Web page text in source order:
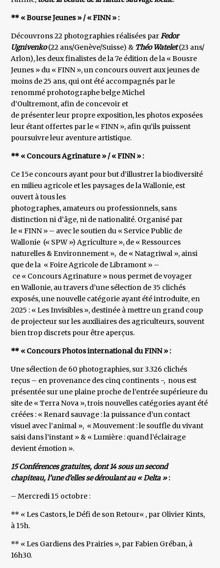
** « Bourse Jeunes » / « FINN » :
Découvrons 22 photographies réalisées parFedor
Ugnivenko(22 ans/Genève/Suisse) & Théo Watelet(23 ans/
Arlon), les deux finalistes de la 7e édition de la « Bousre
Jeunes » du « FINN », un concours ouvert aux jeunes de
moins de 25 ans, qui ont été accompagnés par le
renommé prohotographe belge Michel
d’Oultremont, afin de concevoir et
de présenter leur propre exposition, les photos exposées
leur étant offertes par le « FINN », afin qu’ils puissent
poursuivre leur aventure artistique.
** « Concours Agrinature » / « FINN » :
Ce 15e concours ayant pour but d’illustrer la biodiversité
en milieu agricole et les paysages de la Wallonie, est
ouvert à tous les
photographes, amateurs ou professionnels, sans
distinction ni d’âge, ni de nationalité. Organisé par
le « FINN » – avec le soutien du « Service Public de
Wallonie (« SPW ») Agriculture », de « Ressources
naturelles & Environnement », de « Natagriwal », ainsi
que de la « Foire Agricole de Libramont » –
ce « Concours Agrinature » nous permet de voyager
en Wallonie, au travers d’une sélection de 35 clichés
exposés, une nouvelle catégorie ayant été introduite, en
2025 : « Les Invisibles », destinée à mettre un grand coup
de projecteur sur les auxiliaires des agriculteurs, souvent
bien trop discrets pour être aperçus.
** « Concours Photos international du FINN » :
Une sélection de 60 photographies, sur 3.326 clichés
reçus – en provenance des cinq continents -, nous est
présentée sur une plaine proche de l’entrée supérieure du
site de « Terra Nova », trois nouvelles catégories ayant été
créées : « Renard sauvage : la puissance d’un contact
visuel avec l’animal », « Mouvement : le souffle du vivant
saisi dans l’instant » & « Lumière : quand l’éclairage
devient émotion ».
15 Conférences gratuites, dont 14 sous un second
chapiteau, l’une d’elles se déroulant au « Delta »:
– Mercredi 15 octobre :
** « Les Castors, le Défi de son Retour« , par Olivier Kints,
à 15h.
** « Les Gardiens des Prairies », par Fabien Gréban, à
16h30.